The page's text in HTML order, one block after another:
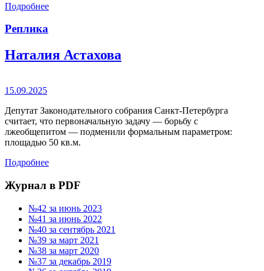
Подробнее
Реплика
Наталия Астахова
15.09.2025
Депутат Законодательного собрания Санкт-Петербурга
считает, что первоначальную задачу — борьбу с
лжеобщепитом — подменили формальным параметром:
площадью 50 кв.м.
Подробнее
Журнал в PDF
№42 за июнь 2023
№41 за июнь 2022
№40 за сентябрь 2021
№39 за март 2021
№38 за март 2020
№37 за декабрь 2019